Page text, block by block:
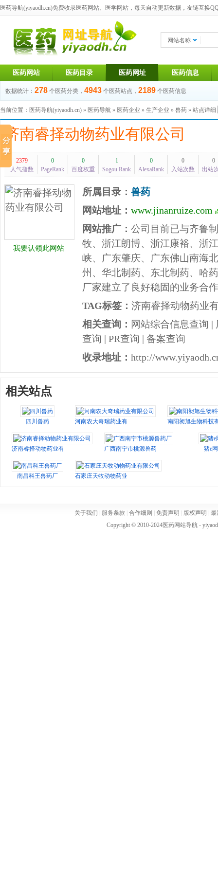
医药导航(yiyaodh.cn)免费收录医药网站、医学网站，每天自动更新数据，友链互换
网站名称
医药网站 医药目录 医药网址 医药信息
数据统计： 278 个医药分类， 4943 个医药站点， 2189 个医药信息
当前位置： 医药导航(yiyaodh.cn) » 医药导航 » 医药企业 » 生产企业 » 兽药 » 站点详细
济南睿择动物药业有限公司
2379
人气指数
0
PageRank
0
百度权重
1
Sogou Rank
0
AlexaRank
0
入站次数
0
出站
我要认领此网站
所属目录： 兽药
网站地址： www.jinanruize.com
网站推广： 公司目前已与齐鲁
牧、浙江朗博、浙江康裕、浙
峡、广东肇庆、广东佛山南海
州、华北制药、东北制药、哈
厂家建立了良好稳固的业务合
TAG标签： 济南睿择动物药业
相关查询： 网站综合信息查询 |
查询 | PR查询 | 备案查询
收录地址： http://
相关站点
四川兽药 河南农大奇瑞药业有限公司 南阳昶旭生物科技
济南睿择动物药业有限公司 广西南宁市桃源兽药厂 猪e网
南昌科王兽药厂 石家庄天牧动物药业有限公司
关于我们 服务条款 合作细则 免责声明 版权声明
最
Copyright © 2010-2024医药网站导航-